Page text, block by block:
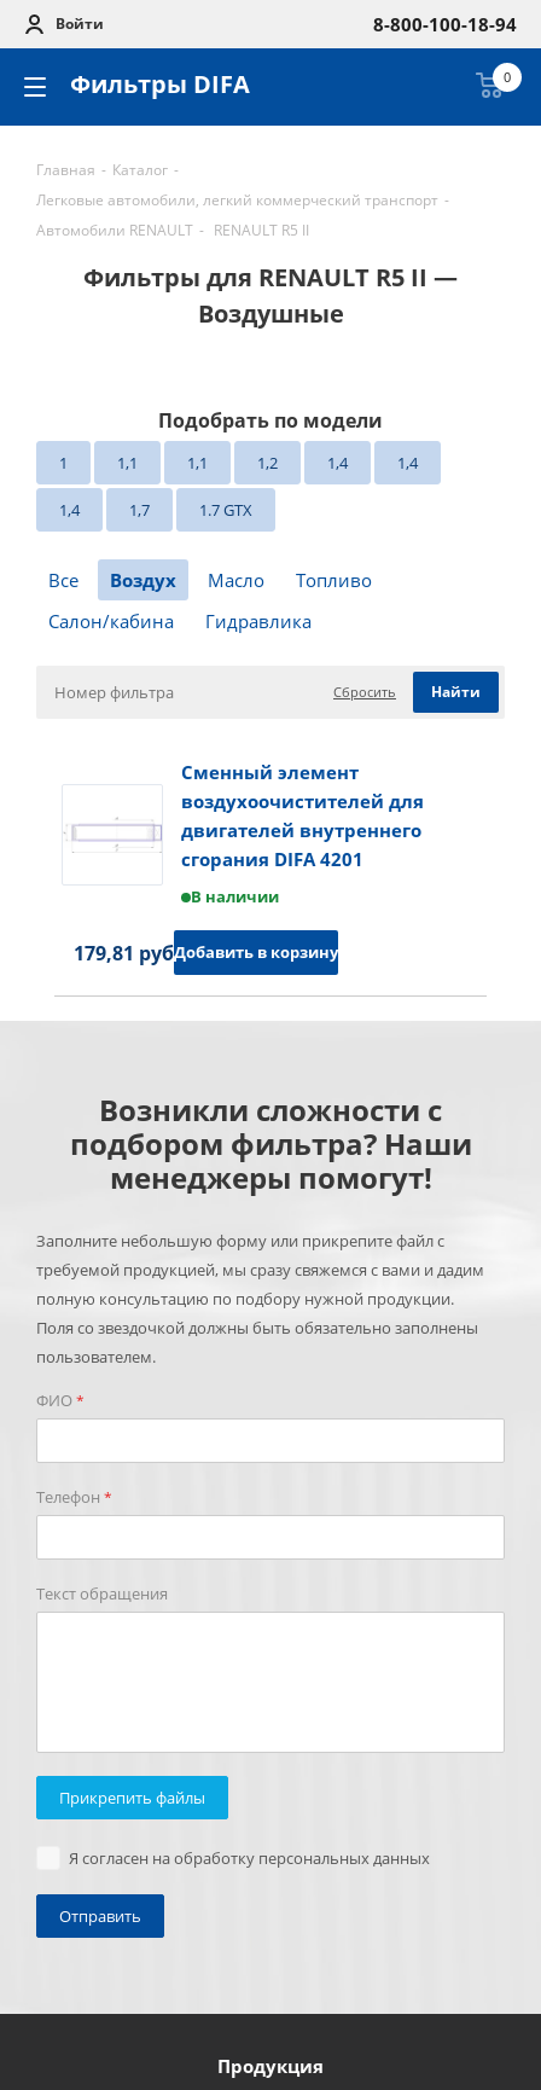
Войти 8-800-100-18-94
Фильтры DIFA 0
Главная - Каталог -
Легковые автомобили, легкий коммерческий транспорт -
Автомобили RENAULT - RENAULT R5 II
Фильтры для RENAULT R5 II —
Воздушные
Подобрать по модели
1 1,1 1,1 1,2 1,4 1,4
1,4 1,7 1.7 GTX
Все Воздух Масло
Топливо
Салон/кабина
Гидравлика
Сбросить
Сменный элемент
воздухоочистителей для
двигателей внутреннего
сгорания DIFA 4201
В наличии
179,81 руб.Добавить в корзину
Возникли сложности с
подбором фильтра? Наши
менеджеры помогут!
Заполните небольшую форму или прикрепите файл с
требуемой продукцией, мы сразу свяжемся с вами и дадим
полную консультацию по подбору нужной продукции.
Поля со звездочкой должны быть обязательно заполнены
пользователем.
ФИО*
Телефон *
Текст обращения
Прикрепить файлы
Я согласен на обработку персональных данных
Продукция